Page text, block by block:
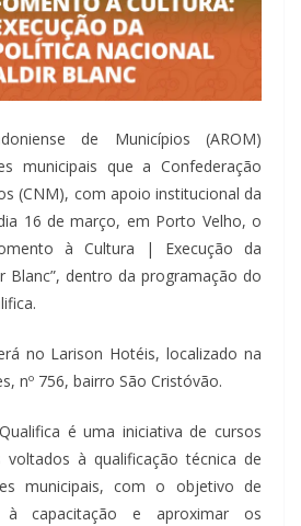
de Municípios (AROM)
municipais que a Confederação
(CNM), com apoio institucional da
16 de março, em Porto Velho, o
à Cultura | Execução da
Blanc”, dentro da programação do
no Larison Hotéis, localizado na
nº 756, bairro São Cristóvão.
é uma iniciativa de cursos
voltados à qualificação técnica de
municipais, com o objetivo de
capacitação e aproximar os